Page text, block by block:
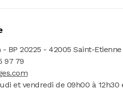
BP 20225 - 42005 Saint-Etienne
97 79
et vendredi de 09h00 à 12h30